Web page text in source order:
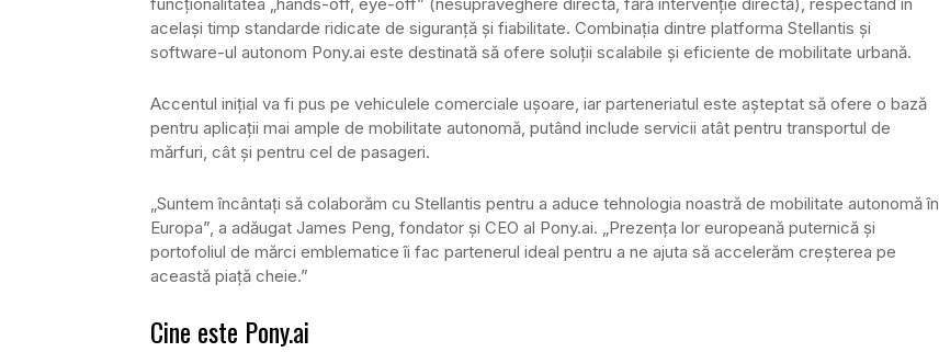
același timp standarde ridicate de siguranță și fiabilitate. Combinația dintre platforma Stellantis și
software-ul autonom Pony.ai este destinată să ofere soluții scalabile și eficiente de mobilitate urbană.
Accentul inițial va fi pus pe vehiculele comerciale ușoare, iar parteneriatul este așteptat să ofere o bază
pentru aplicații mai ample de mobilitate autonomă, putând include servicii atât pentru transportul de
mărfuri, cât și pentru cel de pasageri.
„Suntem încântați să colaborăm cu Stellantis pentru a aduce tehnologia noastră de mobilitate autonomă în
Europa”, a adăugat James Peng, fondator și CEO al Pony.ai. „Prezența lor europeană puternică și
portofoliul de mărci emblematice îi fac partenerul ideal pentru a ne ajuta să accelerăm creșterea pe
această piață cheie.”
Cine este Pony.ai